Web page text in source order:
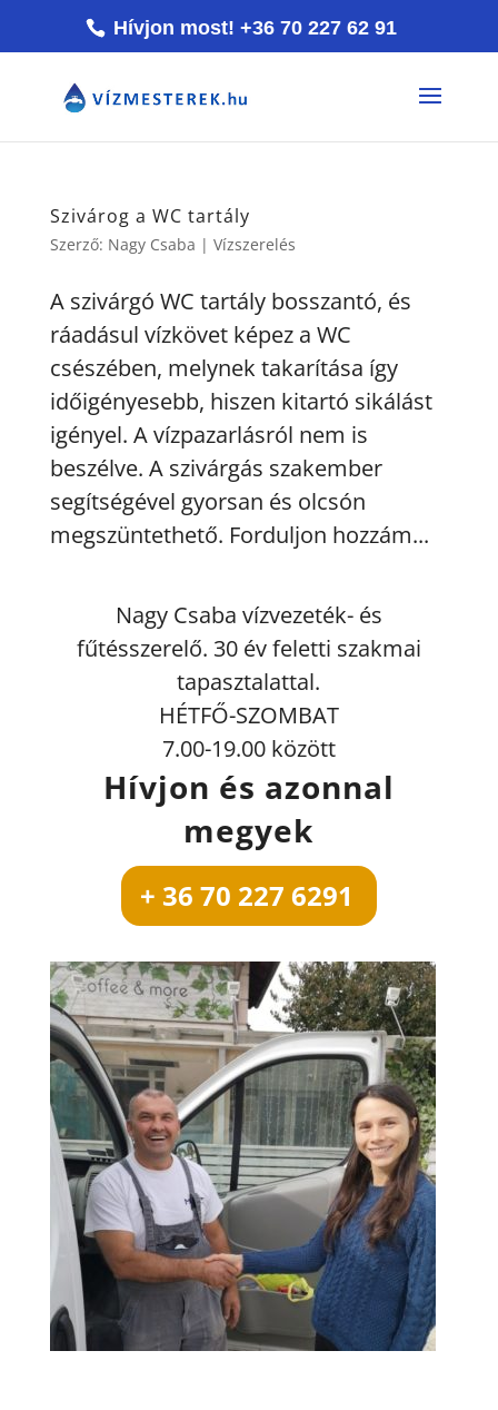
Hívjon most! +36 70 227 62 91
Szivárog a WC tartály
Szerző: Nagy Csaba | Vízszerelés
A szivárgó WC tartály bosszantó, és
ráadásul vízkövet képez a WC
csészében, melynek takarítása így
időigényesebb, hiszen kitartó sikálást
igényel. A vízpazarlásról nem is
beszélve. A szivárgás szakember
segítségével gyorsan és olcsón
megszüntethető. Forduljon hozzám...
Nagy Csaba vízvezeték- és
fűtésszerelő. 30 év feletti szakmai
tapasztalattal.
HÉTFŐ-SZOMBAT
7.00-19.00 között
Hívjon és azonnal
megyek
+ 36 70 227 6291